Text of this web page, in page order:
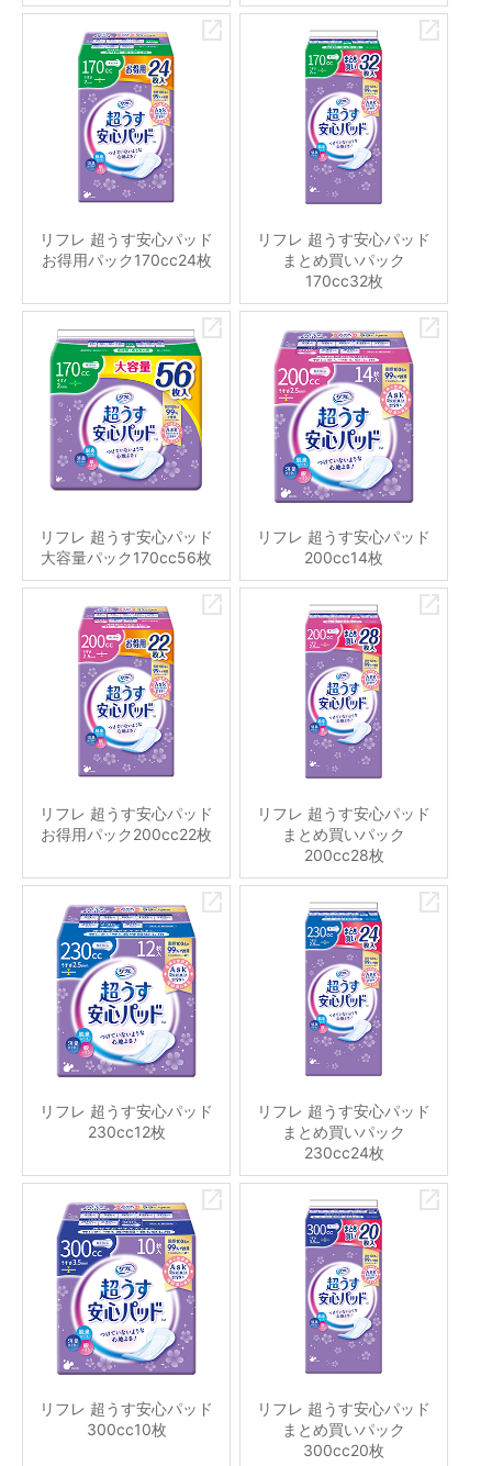
リフレ 超うす安心パッド
お得用パック170cc24枚
リフレ 超うす安心パッド
まとめ買いパック
170cc32枚
リフレ 超うす安心パッド
大容量パック170cc56枚
リフレ 超うす安心パッド
200cc14枚
リフレ 超うす安心パッド
お得用パック200cc22枚
リフレ 超うす安心パッド
まとめ買いパック
200cc28枚
リフレ 超うす安心パッド
230cc12枚
リフレ 超うす安心パッド
まとめ買いパック
230cc24枚
リフレ 超うす安心パッド
300cc10枚
リフレ 超うす安心パッド
まとめ買いパック
300cc20枚